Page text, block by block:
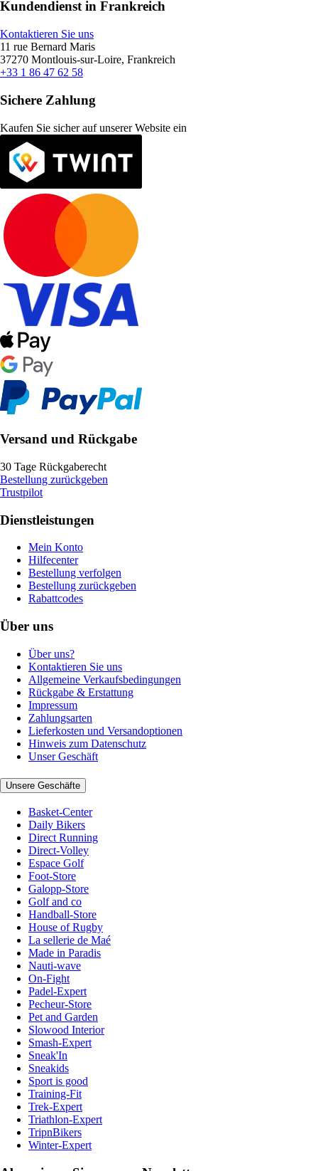
Kundendienst in Frankreich
Kontaktieren Sie uns
11 rue Bernard Maris
37270 Montlouis-sur-Loire, Frankreich
+33 1 86 47 62 58
Sichere Zahlung
Kaufen Sie sicher auf unserer Website ein
Versand und Rückgabe
30 Tage Rückgaberecht
Bestellung zurückgeben
Trustpilot
Dienstleistungen
Mein Konto
Hilfecenter
Bestellung verfolgen
Bestellung zurückgeben
Rabattcodes
Über uns
Über uns?
Kontaktieren Sie uns
Allgemeine Verkaufsbedingungen
Rückgabe & Erstattung
Impressum
Zahlungsarten
Lieferkosten und Versandoptionen
Hinweis zum Datenschutz
Unser Geschäft
Unsere Geschäfte
Basket-Center
Daily Bikers
Direct Running
Direct-Volley
Espace Golf
Foot-Store
Galopp-Store
Golf and co
Handball-Store
House of Rugby
La sellerie de Maé
Made in Paradis
Nauti-wave
On-Fight
Padel-Expert
Pecheur-Store
Pet and Garden
Slowood Interior
Smash-Expert
Sneak'In
Sneakids
Sport is good
Training-Fit
Trek-Expert
Triathlon-Expert
TripnBikers
Winter-Expert